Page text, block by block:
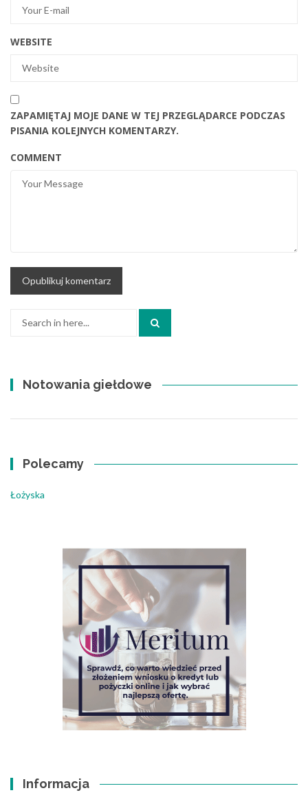
WEBSITE
ZAPAMIĘTAJ MOJE DANE W TEJ PRZEGLĄDARCE PODCZAS
PISANIA KOLEJNYCH KOMENTARZY.
COMMENT
Notowania giełdowe
Polecamy
Łożyska
Informacja